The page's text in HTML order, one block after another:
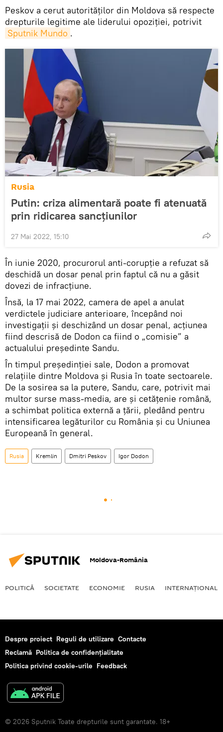
Peskov a cerut autorităților din Moldova să respecte
drepturile legitime ale liderului opoziției, potrivit
Sputnik Mundo .
Rusia
Putin: criza alimentară poate fi atenuată
prin ridicarea sancţiunilor
27 Mai 2022, 15:10
În iunie 2020, procurorul anti-corupție a refuzat să
deschidă un dosar penal prin faptul că nu a găsit
dovezi de infracțiune.
Însă, la 17 mai 2022, camera de apel a anulat
verdictele judiciare anterioare, începând noi
investigații și deschizând un dosar penal, acţiunea
fiind descrisă de Dodon ca fiind o „comisie” a
actualului președinte Sandu.
În timpul președinției sale, Dodon a promovat
relațiile dintre Moldova şi Rusia în toate sectoarele.
De la sosirea sa la putere, Sandu, care, potrivit mai
multor surse mass-media, are și cetățenie română,
a schimbat politica externă a țării, pledând pentru
intensificarea legăturilor cu România și cu Uniunea
Europeană în general.
Rusia Kremlin Dmitri Peskov Igor Dodon
Moldova-România
POLITICĂ SOCIETATE ECONOMIE RUSIA INTERNAŢIONAL
Despre proiect Reguli de utilizare Contacte
Reclamă Politica de confidențialitate
Politica privind cookie-urile Feedback
© 2026 Sputnik Toate drepturile sunt garantate. 18+